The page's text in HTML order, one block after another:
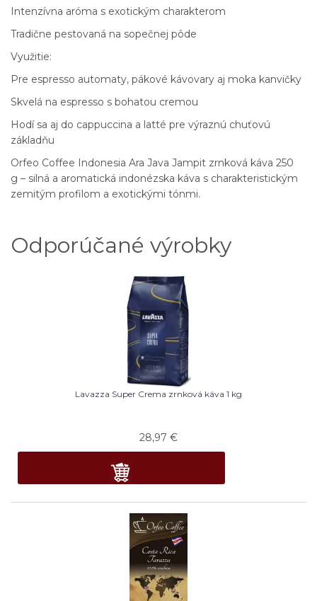
Intenzívna aróma s exotickým charakterom
Tradične pestovaná na sopečnej pôde
Využitie:
Pre espresso automaty, pákové kávovary aj moka kanvičky
Skvelá na espresso s bohatou cremou
Hodí sa aj do cappuccina a latté pre výraznú chuťovú
základňu
Orfeo Coffee Indonesia Ara Java Jampit zrnková káva 250
g – silná a aromatická indonézska káva s charakteristickým
zemitým profilom a exotickými tónmi.
Odporúčané výrobky
Lavazza Super Crema zrnková káva 1 kg
28,97 €